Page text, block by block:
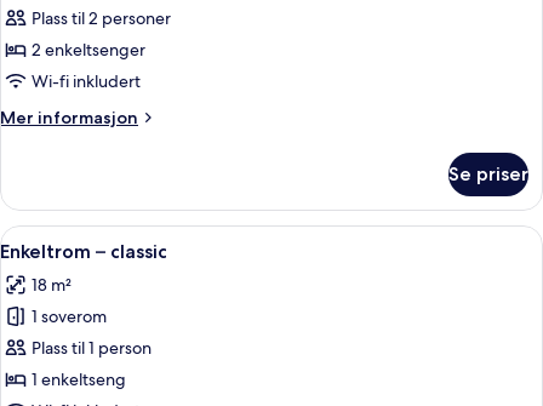
Dobbeltrom
–
classic
Plass til 2 personer
2 enkeltsenger
Wi-fi inkludert
Mer informasjon
Mer
–
classic
Se priser
Åpne
alle
bildene
av
Enkeltrom
–
Allergitestet sengetøy, dundyner,
6
Enkeltrom – classic
18 m²
1 soverom
Plass til 1 person
1 enkeltseng